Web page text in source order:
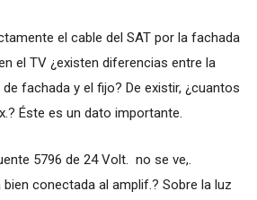
el cable del SAT por la fachada
el TV ¿existen diferencias entre la
fachada y el fijo? De existir, ¿cuantos
Éste es un dato importante.
5796 de 24 Volt. no se ve,.
bien conectada al amplif.? Sobre la luz